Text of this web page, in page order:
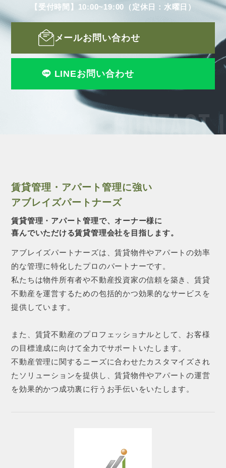
CONTACT
【受付時間】10:00~19:00（定休日：水曜日）
メールお問い合わせ
LINEお問い合わせ
賃貸管理・アパート管理に強い
アブレイズパートナーズ
賃貸管理・アパート管理で、オーナー様に
喜んでいただける賃貸管理会社を目指します。
アブレイズパートナーズは、賃貸物件やアパートの効率
的な管理に特化したプロのパートナーです。
私たちは物件所有者や不動産投資家の信頼を築き、賃貸
不動産を運営するための包括的かつ効果的なサービスを
提供しています。
また、賃貸不動産のプロフェッショナルとして、お客様
の目標達成に向けて全力でサポートいたします。
不動産管理に関するニーズに合わせたカスタマイズされ
たソリューションを提供し、賃貸物件やアパートの運営
を効果的かつ成功裏に行うお手伝いをいたします。